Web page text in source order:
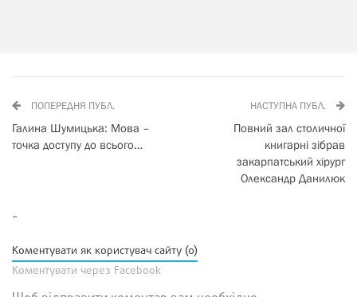
ПОПЕРЕДНЯ ПУБЛ.
Галина Шумицька: Мова –
точка доступу до всього…
НАСТУПНА ПУБЛ.
Повний зал столичної
книгарні зібрав
закарпатський хірург
Олександр Данилюк
-
Коментувати як користувач сайту (0)
Коментувати через Facebook